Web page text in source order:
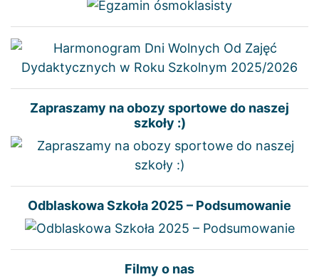
Zapraszamy na obozy sportowe do naszej
szkoły :)
Odblaskowa Szkoła 2025 – Podsumowanie
Filmy o nas